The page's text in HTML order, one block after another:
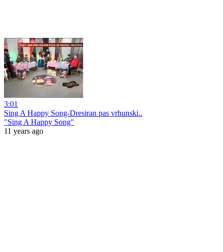
3:01
Sing A Happy Song-Dresiran pas vrhunski..
"Sing A Happy Song"
11 years ago